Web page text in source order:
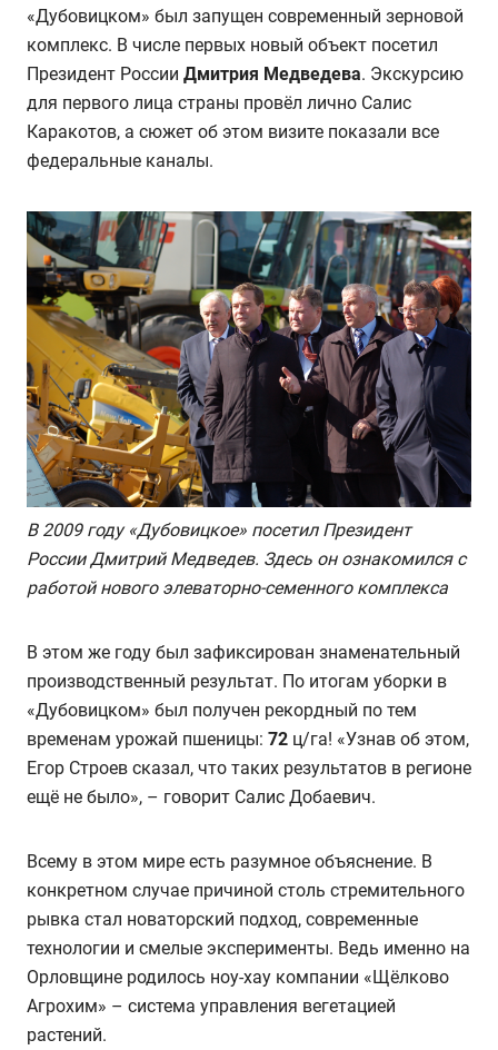
«Дубовицком» был запущен современный зерновой
комплекс. В числе первых новый объект посетил
Президент России Дмитрия Медведева. Экскурсию
для первого лица страны провёл лично Салис
Каракотов, а сюжет об этом визите показали все
федеральные каналы.
В 2009 году «Дубовицкое» посетил Президент
России Дмитрий Медведев. Здесь он ознакомился с
работой нового элеваторно-семенного комплекса
В этом же году был зафиксирован знаменательный
производственный результат. По итогам уборки в
«Дубовицком» был получен рекордный по тем
временам урожай пшеницы: 72 ц/га! «Узнав об этом,
Егор Строев сказал, что таких результатов в регионе
ещё не было», – говорит Салис Добаевич.
Всему в этом мире есть разумное объяснение. В
конкретном случае причиной столь стремительного
рывка стал новаторский подход, современные
технологии и смелые эксперименты. Ведь именно на
Орловщине родилось ноу-хау компании «Щёлково
Агрохим» – система управления вегетацией
растений.